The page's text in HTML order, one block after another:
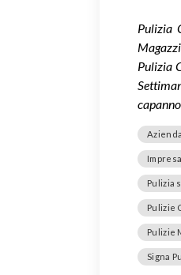
Pulizia
Pulizia
Pulizia
Pulizie
Pulizie
Signa